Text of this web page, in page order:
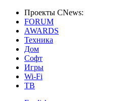
Проекты CNews:
FORUM
AWARDS
Техника
Дом
Софт
Игры
Wi-Fi
ТВ